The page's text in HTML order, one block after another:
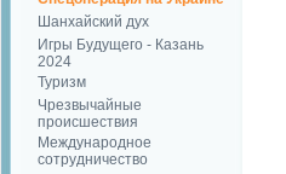
Шанхайский дух
Игры Будущего - Казань
2024
Туризм
Чрезвычайные
происшествия
Международное
сотрудничество